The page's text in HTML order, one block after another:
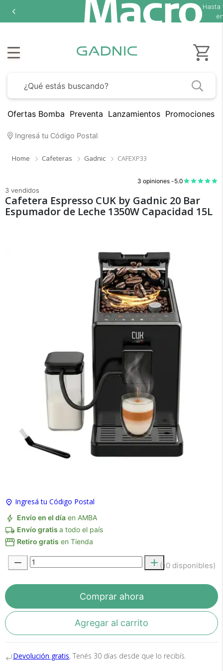
Hasta
Ofertas Bomba Preventa Lanzamientos Promociones
Ingresá tu Código Postal
Home Cafeteras Gadnic CAFEXP33
3 opiniones -5.0
3 vendidos
Cafetera Espresso CUK by Gadnic 20 Bar
Espumador de Leche 1350W Capacidad 15L
Ingresá tu Código Postal
Envío en el día en AMBA
Envío gratis a todo el país
Retiro gratis en Tienda
(10 disponibles)
Comprar ahora
Agregar al carrito
Devolución gratis, Tenés 30 días desde que lo recibís.
Medios de Pago
Recibí el producto que esperabas o
te devolvemos tu dinero.
En Bidcom te aseguramos recibir el producto
que esperabas o te devolvemos el 100% de tu